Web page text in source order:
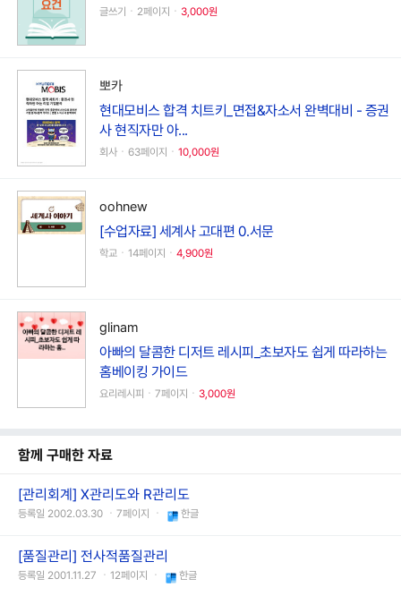
글쓰기ㆍ2페이지ㆍ 3,000원
뽀카
현대모비스 합격 치트키_면접&자소서 완벽대비 - 증권
사 현직자만 아...
회사ㆍ63페이지ㆍ 10,000원
oohnew
[수업자료] 세계사 고대편 0.서문
학교ㆍ14페이지ㆍ 4,900원
glinam
아빠의 달콤한 디저트 레시피_초보자도 쉽게 따라하는
홈베이킹 가이드
요리레시피ㆍ7페이지ㆍ 3,000원
함께 구매한 자료
[관리회계] X관리도와 R관리도
등록일 2002.03.30 ㆍ7페이지 ㆍ 한글
[품질관리] 전사적품질관리
등록일 2001.11.27 ㆍ12페이지 ㆍ 한글